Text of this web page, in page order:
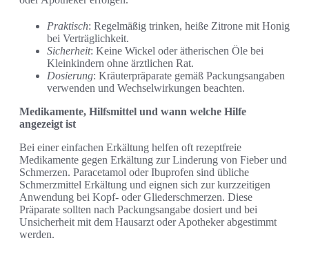
Praktisch: Regelmäßig trinken, heiße Zitrone mit Honig
bei Verträglichkeit.
Sicherheit: Keine Wickel oder ätherischen Öle bei
Kleinkindern ohne ärztlichen Rat.
Dosierung: Kräuterpräparate gemäß Packungsangaben
verwenden und Wechselwirkungen beachten.
Medikamente, Hilfsmittel und wann welche Hilfe
angezeigt ist
Bei einer einfachen Erkältung helfen oft rezeptfreie
Medikamente gegen Erkältung zur Linderung von Fieber und
Schmerzen. Paracetamol oder Ibuprofen sind übliche
Schmerzmittel Erkältung und eignen sich zur kurzzeitigen
Anwendung bei Kopf- oder Gliederschmerzen. Diese
Präparate sollten nach Packungsangabe dosiert und bei
Unsicherheit mit dem Hausarzt oder Apotheker abgestimmt
werden.